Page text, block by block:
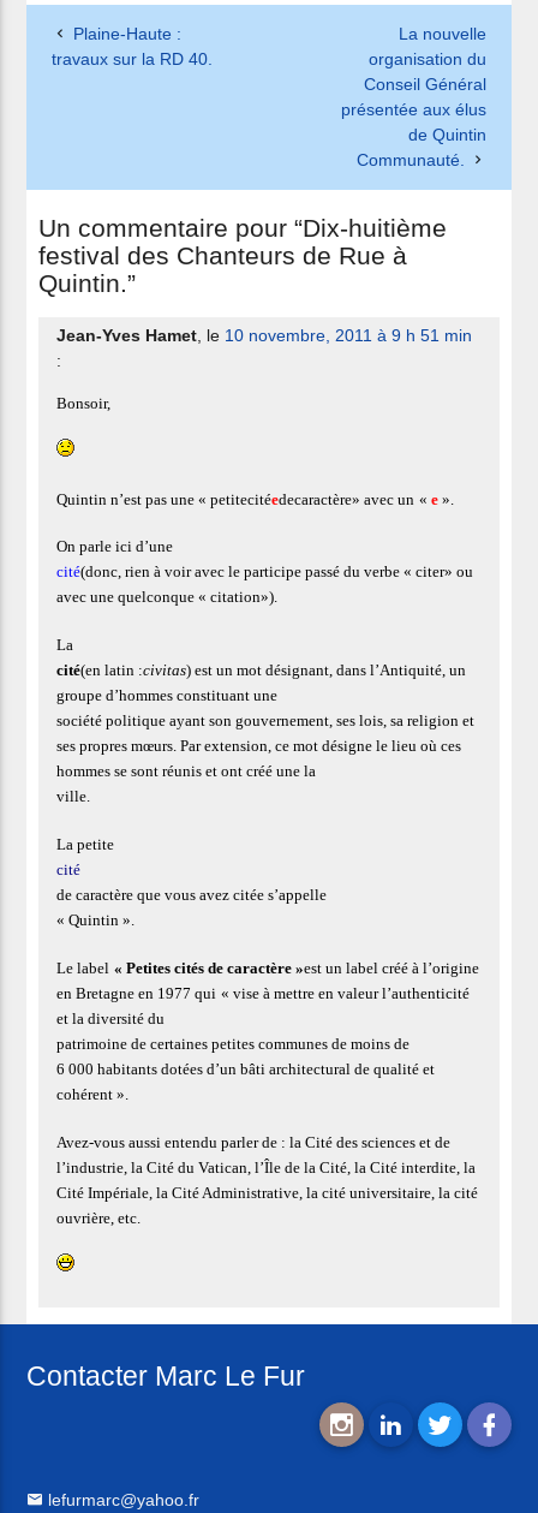
Plaine-Haute :
travaux sur la RD 40.
La nouvelle
organisation du
Conseil Général
présentée aux élus
de Quintin
Communauté.
Un commentaire pour “Dix-huitième
festival des Chanteurs de Rue à
Quintin.”
Jean-Yves Hamet , le 10 novembre, 2011 à 9 h 51 min
:
Bonsoir,
Quintin n’est pas une «petitecitéedecaractère» avec un «e »
On parle ici d’une
cité(donc, rien à voir avec le participe passé du verbe « citer» ou
avec une quelconque « citation»).
La
cité(en latin :civitas) est un mot désignant, dans l’Antiquité, un
groupe d’hommes constituant une
société politique ayant son gouvernement, ses lois, sa religion et
ses propres mœurs. Par extension, ce mot désigne le lieu où ces
hommes se sont réunis et ont créé une la
ville.
La petite
cité
de caractère que vous avez citée s’appelle
« Quintin ».
Le label « Petites cités de caractère »est un label créé à l’origine
en Bretagne en 1977 qui « vise à mettre en valeur l’authenticité
et la diversité du
patrimoine de certaines petites communes de moins de
6 000 habitants dotées d’un bâti architectural de qualité et
cohérent ».
Avez-vous aussi entendu parler de : la Cité des sciences et de
l’industrie, la Cité du Vatican, l’Île de la Cité, la Cité interdite, la
Cité Impériale, la Cité Administrative, la cité universitaire, la cité
ouvrière, etc.
Contacter Marc Le Fur
lefurmarc@yahoo.fr